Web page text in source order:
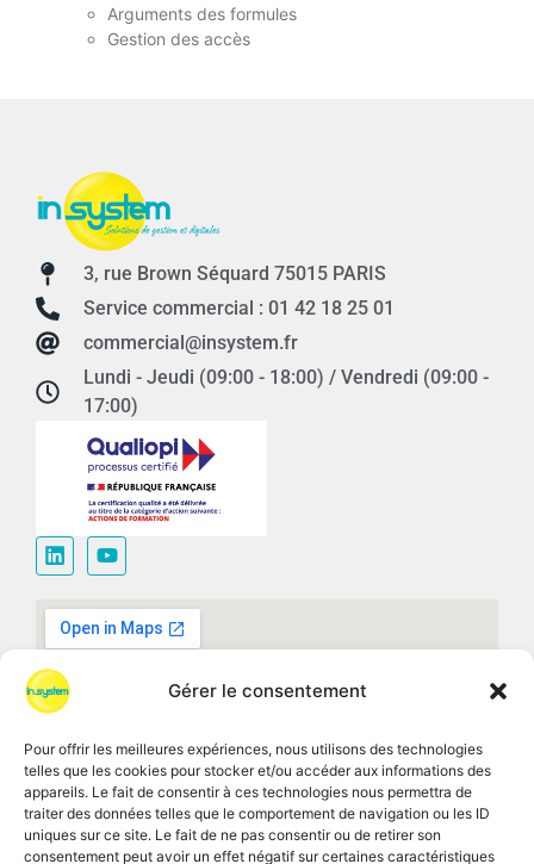
Gérer le consentement
Pour offrir les meilleures expériences, nous utilisons des technologies
telles que les cookies pour stocker et/ou accéder aux informations des
appareils. Le fait de consentir à ces technologies nous permettra de
traiter des données telles que le comportement de navigation ou les ID
uniques sur ce site. Le fait de ne pas consentir ou de retirer son
consentement peut avoir un effet négatif sur certaines caractéristiques
Arguments des formules
Gestion des accès
3, rue Brown Séquard 75015 PARIS
Service commercial : 01 42 18 25 01
commercial@insystem.fr
Lundi - Jeudi (09:00 - 18:00) / Vendredi (09:00 -
17:00)